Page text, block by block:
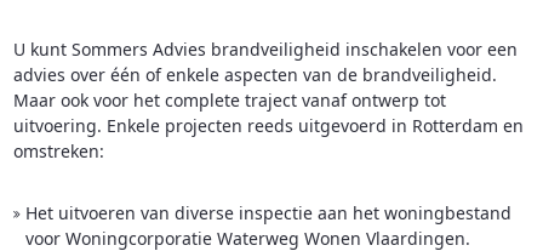
U kunt Sommers Advies brandveiligheid inschakelen voor een
advies over één of enkele aspecten van de brandveiligheid.
Maar ook voor het complete traject vanaf ontwerp tot
uitvoering. Enkele projecten reeds uitgevoerd in Rotterdam en
omstreken:
Het uitvoeren van diverse inspectie aan het woningbestand
voor Woningcorporatie Waterweg Wonen Vlaardingen.